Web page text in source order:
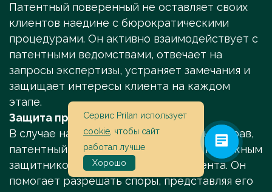
Патентный поверенный не оставляет своих
клиентов наедине с бюрократическими
процедурами. Он активно взаимодействует с
патентными ведомствами, отвечает на
запросы экспертизы, устраняет замечания и
защищает интересы клиента на каждом
этапе.
Защита прав
В случае нарушения интеллектуальных прав,
патентный поверенный становится надежным
защитником интересов своего клиента. Он
помогает разрешать споры, представляя его
Сервис Prilan использует
cookie , чтобы сайт
работал лучше
Хорошо